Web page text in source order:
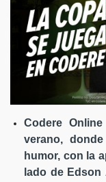
Codere
verano,
humor, con la
lado de Edson